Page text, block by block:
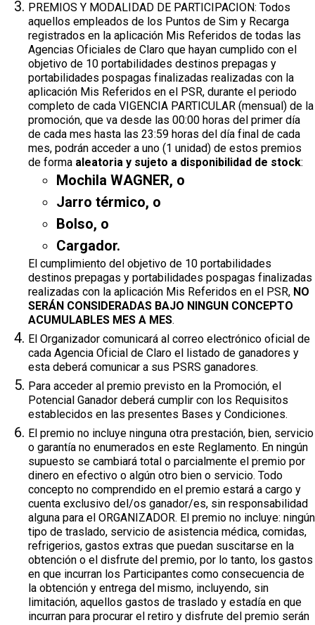
PREMIOS Y MODALIDAD DE PARTICIPACION: Todos
aquellos empleados de los Puntos de Sim y Recarga
registrados en la aplicación Mis Referidos de todas las
Agencias Oficiales de Claro que hayan cumplido con el
objetivo de 10 portabilidades destinos prepagas y
portabilidades pospagas finalizadas realizadas con la
aplicación Mis Referidos en el PSR, durante el periodo
completo de cada VIGENCIA PARTICULAR (mensual) de la
promoción, que va desde las 00:00 horas del primer día
de cada mes hasta las 23:59 horas del día final de cada
mes, podrán acceder a uno (1 unidad) de estos premios
de forma aleatoria y sujeto a disponibilidad de stock:
Mochila WAGNER, o
Jarro térmico, o
Bolso, o
Cargador.
El cumplimiento del objetivo de 10 portabilidades
destinos prepagas y portabilidades pospagas finalizadas
realizadas con la aplicación Mis Referidos en el PSR, NO
SERÁN CONSIDERADAS BAJO NINGUN CONCEPTO
ACUMULABLES MES A MES.
El Organizador comunicará al correo electrónico oficial de
cada Agencia Oficial de Claro el listado de ganadores y
esta deberá comunicar a sus PSRS ganadores.
Para acceder al premio previsto en la Promoción, el
Potencial Ganador deberá cumplir con los Requisitos
establecidos en las presentes Bases y Condiciones.
El premio no incluye ninguna otra prestación, bien, servicio
o garantía no enumerados en este Reglamento. En ningún
supuesto se cambiará total o parcialmente el premio por
dinero en efectivo o algún otro bien o servicio. Todo
concepto no comprendido en el premio estará a cargo y
cuenta exclusivo del/os ganador/es, sin responsabilidad
alguna para el ORGANIZADOR. El premio no incluye: ningún
tipo de traslado, servicio de asistencia médica, comidas,
refrigerios, gastos extras que puedan suscitarse en la
obtención o el disfrute del premio, por lo tanto, los gastos
en que incurran los Participantes como consecuencia de
la obtención y entrega del mismo, incluyendo, sin
limitación, aquellos gastos de traslado y estadía en que
incurran para procurar el retiro y disfrute del premio serán